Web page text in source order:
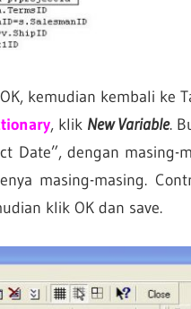
kemudian kembali ke
, klik New Variable.
Date”, dengan
masing-masing.
klik OK dan save.